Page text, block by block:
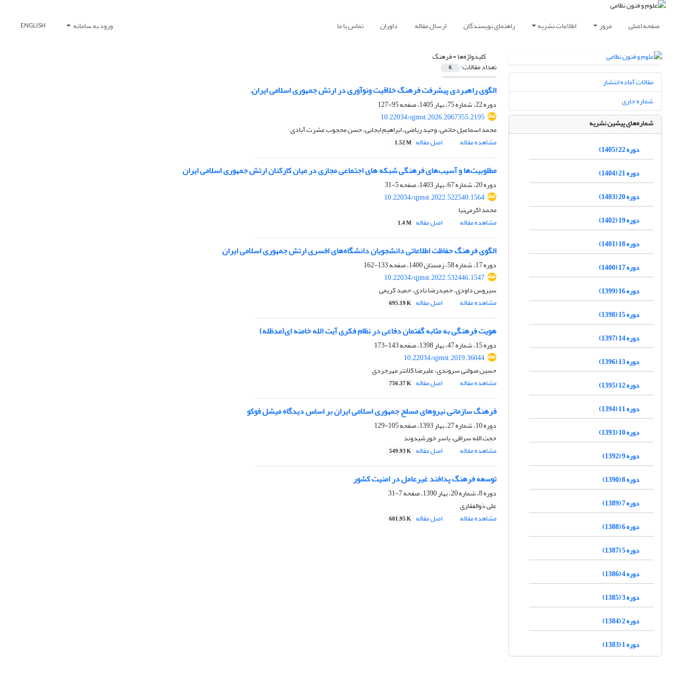
صفحه اصلی مرور اطلاعات نشریه راهنمای نویسندگان ارسال مقاله داوران تماس با ما ورود به سامانه ENGLISH
کلیدواژه‌ها =فرهنگ
تعداد مقالات: 6
الگوی راهبردی پیشرفت فرهنگ خلاقیت ونوآوری در ارتش جمهوری اسلامی ایران.
دوره 22، شماره 75، بهار 1405، صفحه
95-127
10.22034/qjmst.2026.2067355.2195
محمد اسماعیل حاتمی، وحید ریاضی، ابراهیم ایجابی، حسن محجوب عشرت آبادی
مشاهده مقاله
اصل مقاله 1.52 M
مطلوبیت‌ها و آسیب‌های فرهنگی شبکه های اجتماعی مجازی در میان کارکنان ارتش جمهوری اسلامی ایران
دوره 20، شماره 67، بهار 1403، صفحه
5-31
10.22034/qjmst.2022.522540.1564
محمد اکرمی‌نیا
مشاهده مقاله
اصل مقاله 1.4 M
الگوی فرهنگ حفاظت اطلاعاتی دانشجویان دانشگاه‌های افسری ارتش جمهوری اسلامی ایران
دوره 17، شماره 58، زمستان 1400، صفحه
133-162
10.22034/qjmst.2022.532446.1547
سیروس داودی، حمیدرضا نادی، حمید کریمی
مشاهده مقاله
اصل مقاله 695.19 K
هویت فرهنگی به مثابه گفتمان دفاعی در نظام فکری آیت الله خامنه ای(مدظله)
دوره 15، شماره 47، بهار 1398، صفحه
143-173
10.22034/qjmst.2019.36044
حسین صولتی سروندی، علیرضا کلانتر مهرجردی
مشاهده مقاله
اصل مقاله 756.37 K
فرهنگ سازمانی نیروهای مسلح جمهوری اسلامی ایران بر اساس دیدگاه میشل فوکو
دوره 10، شماره 27، بهار 1393، صفحه
105-129
حجت الله سراقی، یاسر خورشیدوند
مشاهده مقاله
اصل مقاله 549.93 K
توسعه فرهنگ پدافند غیرعامل در امنیت کشور
دوره 8، شماره 20، بهار 1390، صفحه
7-31
علی ذوالفقاری
مشاهده مقاله
اصل مقاله 601.95 K
مقالات آماده انتشار
شماره جاری
شماره‌های پیشین نشریه
دوره 22 (1405)
دوره 21 (1404)
دوره 20 (1403)
دوره 19 (1402)
دوره 18 (1401)
دوره 17 (1400)
دوره 16 (1399)
دوره 15 (1398)
دوره 14 (1397)
دوره 13 (1396)
دوره 12 (1395)
دوره 11 (1394)
دوره 10 (1393)
دوره 9 (1392)
دوره 8 (1390)
دوره 7 (1389)
دوره 6 (1388)
دوره 5 (1387)
دوره 4 (1386)
دوره 3 (1385)
دوره 2 (1384)
دوره 1 (1383)